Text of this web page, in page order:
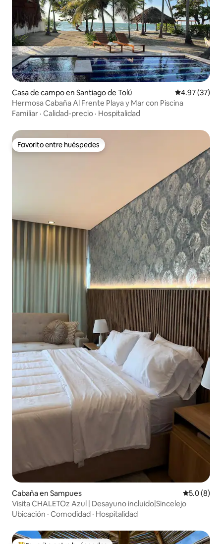
Casa de campo en Santiago de Tolú Calificación
4.97 (37)
Hermosa Cabaña Al Frente Playa y Mar con Piscina
Familiar · Calidad-precio · Hospitalidad
Favorito entre huéspedes
Favorito entre huéspedes
Cabaña en Sampues
5.0 (8)
Visita CHALETOz Azul | Desayuno incluido|Sincelejo
Ubicación · Comodidad · Hospitalidad